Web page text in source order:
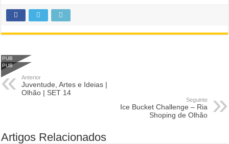
PUB
PUB
Anterior
Juventude, Artes e Ideias |
Olhão | SET 14
Seguinte
Ice Bucket Challenge – Ria
Shoping de Olhão
Artigos Relacionados